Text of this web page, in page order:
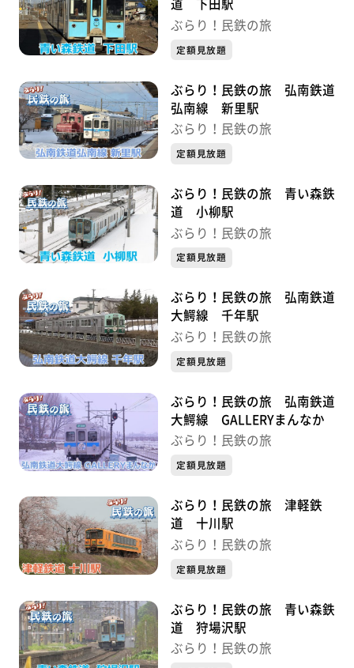
道 下田駅
ぶらり！民鉄の旅
定額見放題
ぶらり！民鉄の旅 弘南鉄道
弘南線 新里駅
ぶらり！民鉄の旅
定額見放題
ぶらり！民鉄の旅 青い森鉄
道 小柳駅
ぶらり！民鉄の旅
定額見放題
ぶらり！民鉄の旅 弘南鉄道
大鰐線 千年駅
ぶらり！民鉄の旅
定額見放題
ぶらり！民鉄の旅 弘南鉄道
大鰐線 GALLERYまんなか
ぶらり！民鉄の旅
定額見放題
ぶらり！民鉄の旅 津軽鉄
道 十川駅
ぶらり！民鉄の旅
定額見放題
ぶらり！民鉄の旅 青い森鉄
道 狩場沢駅
ぶらり！民鉄の旅